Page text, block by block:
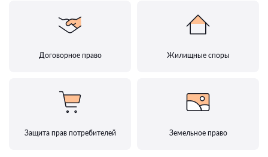
Договорное право Жилищные споры
Защита прав потребителей Земельное право